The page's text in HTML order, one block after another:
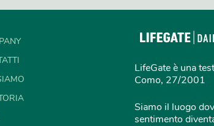
LifeGate è una
Como, 27/2001
Siamo il luogo
sentimento